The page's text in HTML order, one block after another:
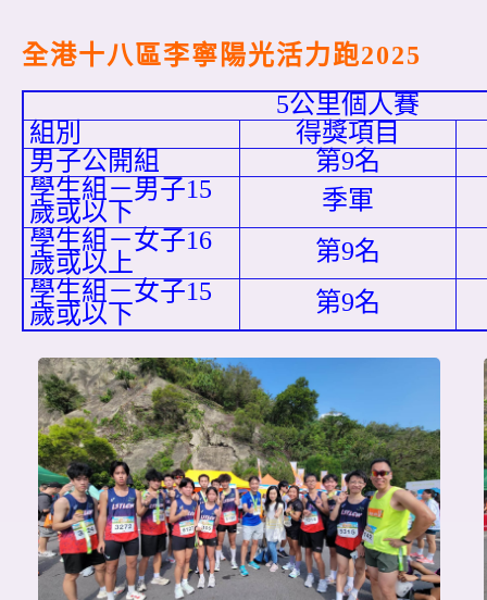
全港十八區李寧陽光活力跑2025
5公里個人賽
組別
得獎項目
男子公開組
第9名
學生組－男子15
歲或以下
季軍
學生組－女子16
歲或以上
第9名
學生組－女子15
歲或以下
第9名